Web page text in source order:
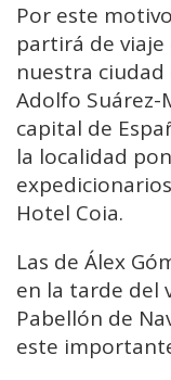
Por este
partirá de viaje
nuestra
Adolfo Suárez-
capital de
la localidad
Hotel Coia.
Las de Álex
en la tarde del
Pabellón de
este